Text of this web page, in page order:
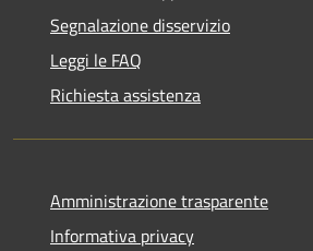
Segnalazione disservizio
Leggi le FAQ
Richiesta assistenza
Amministrazione trasparente
Informativa privacy